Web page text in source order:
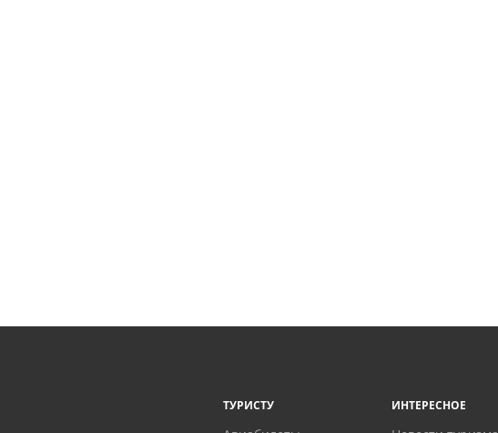
ТУРИСТУ ИНТЕРЕСНОЕ